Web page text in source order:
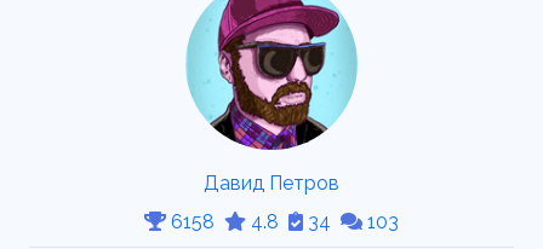
Давид Петров
6158
4.8 34 103